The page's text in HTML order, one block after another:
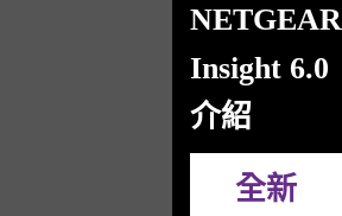
NETGEAR
Insight 6.0
介紹
全新